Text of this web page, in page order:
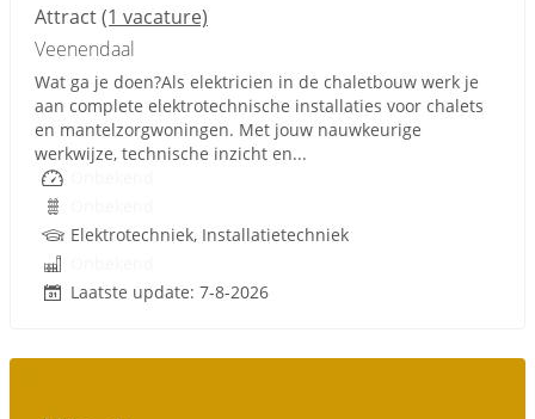
Attract(1 vacature)
Veenendaal
Wat ga je doen?Als elektricien in de chaletbouw werk je
aan complete elektrotechnische installaties voor chalets
en mantelzorgwoningen. Met jouw nauwkeurige
werkwijze, technische inzicht en...
Elektrotechniek, Installatietechniek
Laatste update: 7-8-2026